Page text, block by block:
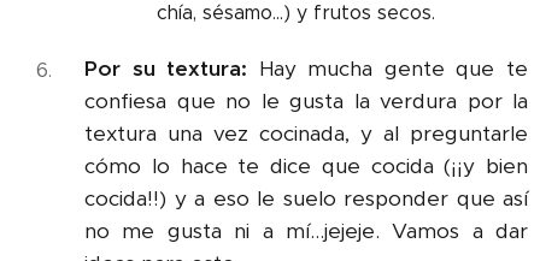
chía, sésamo...) y frutos secos.
Por su textura: Hay mucha gente que te
confiesa que no le gusta la verdura por la
textura una vez cocinada, y al preguntarle
cómo lo hace te dice que cocida (¡¡y bien
cocida!!) y a eso le suelo responder que así
no me gusta ni a mí...jejeje. Vamos a dar